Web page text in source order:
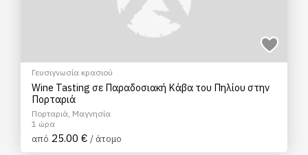
Γευσιγνωσία κρασιού
Wine Tasting σε Παραδοσιακή Κάβα του Πηλίου στην
Πορταριά
Πορταριά, Μαγνησία
1 ώρα
από 25.00 € / άτομο